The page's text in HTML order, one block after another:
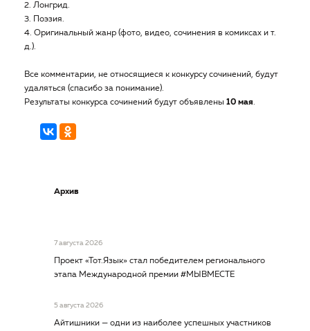
2. Лонгрид.
3. Поэзия.
4. Оригинальный жанр (фото, видео, сочинения в комиксах и т.
д.).
Все комментарии, не относящиеся к конкурсу сочинений, будут
удаляться (спасибо за понимание).
Результаты конкурса сочинений будут объявлены 10 мая.
Архив
7 августа 2026
Проект «Тот.Язык» стал победителем регионального
этапа Международной премии #МЫВМЕСТЕ
5 августа 2026
Айтишники — одни из наиболее успешных участников